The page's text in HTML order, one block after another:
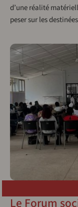
d’une réalité
peser sur les
Le Forum